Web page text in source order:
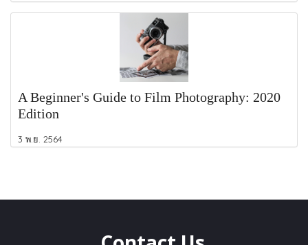
A Beginner's Guide to Film Photography: 2020
Edition
3 พ.ย. 2564